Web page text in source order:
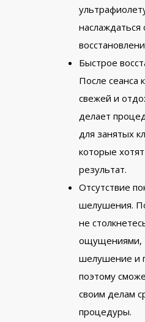
наслаждаться
Быстрое
После сеанса
свежей и
делает
для занятых
которые
результат.
Отсутствие
шелушения.
не
ощущениями,
шелушение и
поэтому
своим делам
процедуры.